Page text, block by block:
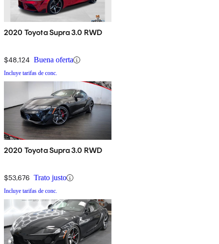
2020 Toyota Supra 3.0 RWD
$48,124 Buena oferta
Incluye tarifas de conc.
2020 Toyota Supra 3.0 RWD
$53,676 Trato justo
Incluye tarifas de conc.